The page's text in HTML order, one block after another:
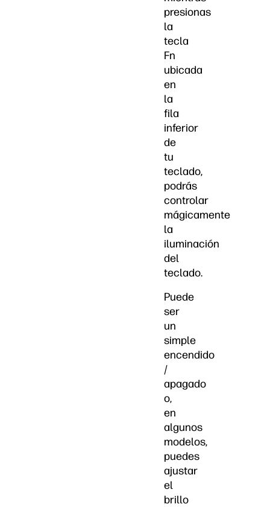
presionas
la
tecla
Fn
ubicada
en
la
fila
inferior
de
tu
teclado,
podrás
controlar
mágicamente
la
iluminación
del
teclado.
Puede
ser
un
simple
encendido
/
apagado
o,
en
algunos
modelos,
puedes
ajustar
el
brillo